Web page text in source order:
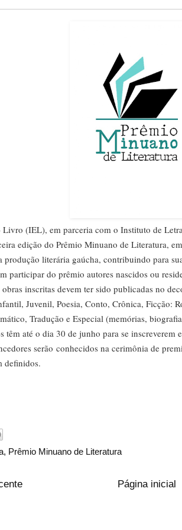
(IEL), em parceria com o Instituto de
edição do Prêmio Minuano de Literatura,
produção literária gaúcha, contribuindo para
participar do prêmio autores nascidos ou
inscritas devem ter sido publicadas no
Juvenil, Poesia, Conto, Crônica, Ficção:
Tradução e Especial (memórias,
têm até o dia 30 de junho para se inscreverem
serão conhecidos na cerimônia de
definidos.
, Prêmio Minuano de Literatura
Página inicial